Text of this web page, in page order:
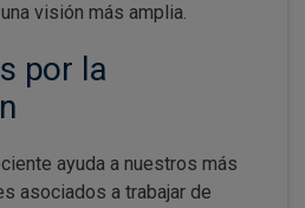
visión más amplia.
por la
ayuda a nuestros más
asociados a trabajar de